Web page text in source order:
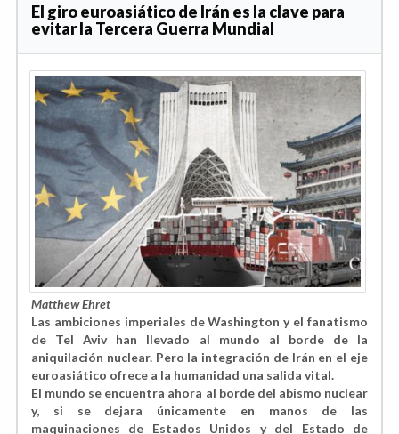
El giro euroasiático de Irán es la clave para
evitar la Tercera Guerra Mundial
Matthew Ehret
Las ambiciones imperiales de Washington y el fanatismo
de Tel Aviv han llevado al mundo al borde de la
aniquilación nuclear. Pero la integración de Irán en el eje
euroasiático ofrece a la humanidad una salida vital.
El mundo se encuentra ahora al borde del abismo nuclear
y, si se dejara únicamente en manos de las
maquinaciones de Estados Unidos y del Estado de